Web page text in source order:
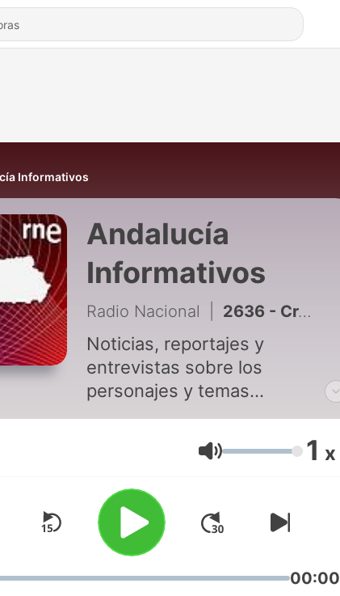
Informativos
Andalucía
Informativos
Radio Nacional 2636 - Crónica de Andalucía - 07/08/2026
Noticias, reportajes y
entrevistas sobre los
personajes y temas
destacados de la comunidad.
El día a día de Andalucía
contado desde nuestras
emisoras de Sevilla, Córdoba,
Málaga, Jaén, Almería,
Granada, Huelva y Cádiz.
Volumen 1 x
00:00